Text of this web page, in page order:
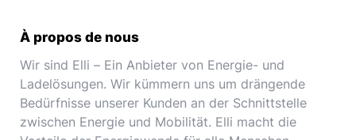
À propos de nous
Wir sind Elli – Ein Anbieter von Energie- und
Ladelösungen. Wir kümmern uns um drängende
Bedürfnisse unserer Kunden an der Schnittstelle
zwischen Energie und Mobilität. Elli macht die